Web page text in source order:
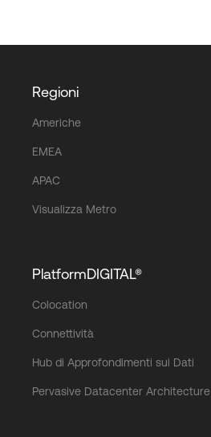
Regioni
Americhe
EMEA
APAC
Visualizza Metro
PlatformDIGITAL®
Colocation
Connettività
Hub di Approfondimenti sui Dati
Pervasive Datacenter Architecture